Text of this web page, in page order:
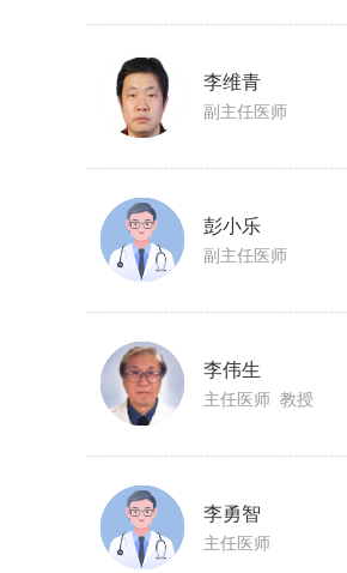
李维青
副主任医师
彭小乐
副主任医师
李伟生
主任医师 教授
李勇智
主任医师